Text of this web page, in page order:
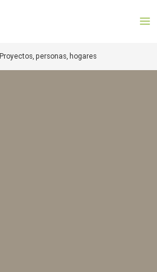
Proyectos, personas, hogares